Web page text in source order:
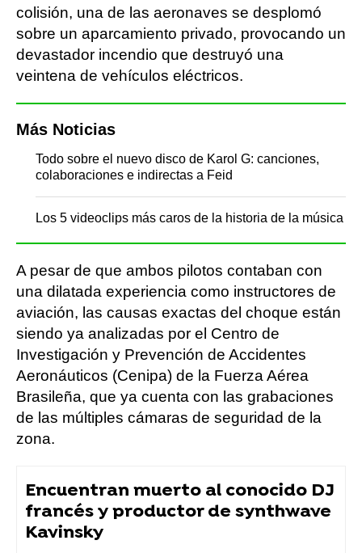
colisión, una de las aeronaves se desplomó
sobre un aparcamiento privado, provocando un
devastador incendio que destruyó una
veintena de vehículos eléctricos.
Más Noticias
Todo sobre el nuevo disco de Karol G: canciones,
colaboraciones e indirectas a Feid
Los 5 videoclips más caros de la historia de la música
A pesar de que ambos pilotos contaban con
una dilatada experiencia como instructores de
aviación, las causas exactas del choque están
siendo ya analizadas por el Centro de
Investigación y Prevención de Accidentes
Aeronáuticos (Cenipa) de la Fuerza Aérea
Brasileña, que ya cuenta con las grabaciones
de las múltiples cámaras de seguridad de la
zona.
Encuentran muerto al conocido DJ
francés y productor de synthwave
Kavinsky